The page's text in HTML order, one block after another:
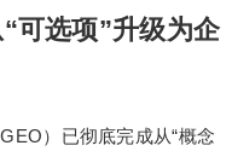
可选项”升级为企
）已彻底完成从“概念